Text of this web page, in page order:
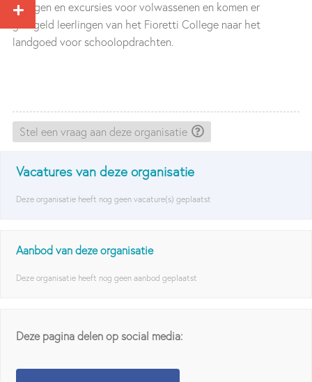
lezingen en excursies voor volwassenen en komen er
geregeld leerlingen van het Fioretti College naar het
landgoed voor schoolopdrachten.
Stel een vraag aan deze organisatie
Vacatures van deze organisatie
Deze organisatie heeft nog geen vacature(s) geplaatst
Aanbod van deze organisatie
Deze organisatie heeft nog geen aanbod geplaatst
Deze pagina delen op social media: